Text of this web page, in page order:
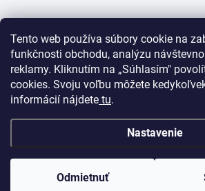
Tento web používa súbory cookie na
funkčnosti obchodu, analýzu
reklamy. Kliknutím na „Súhlasím"
cookies. Svoju voľbu môžete
informácií nájdete tu.
Nastavenie
Odmietnuť